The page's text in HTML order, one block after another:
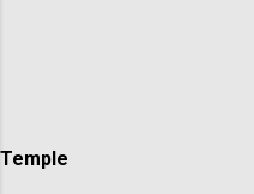
Temple